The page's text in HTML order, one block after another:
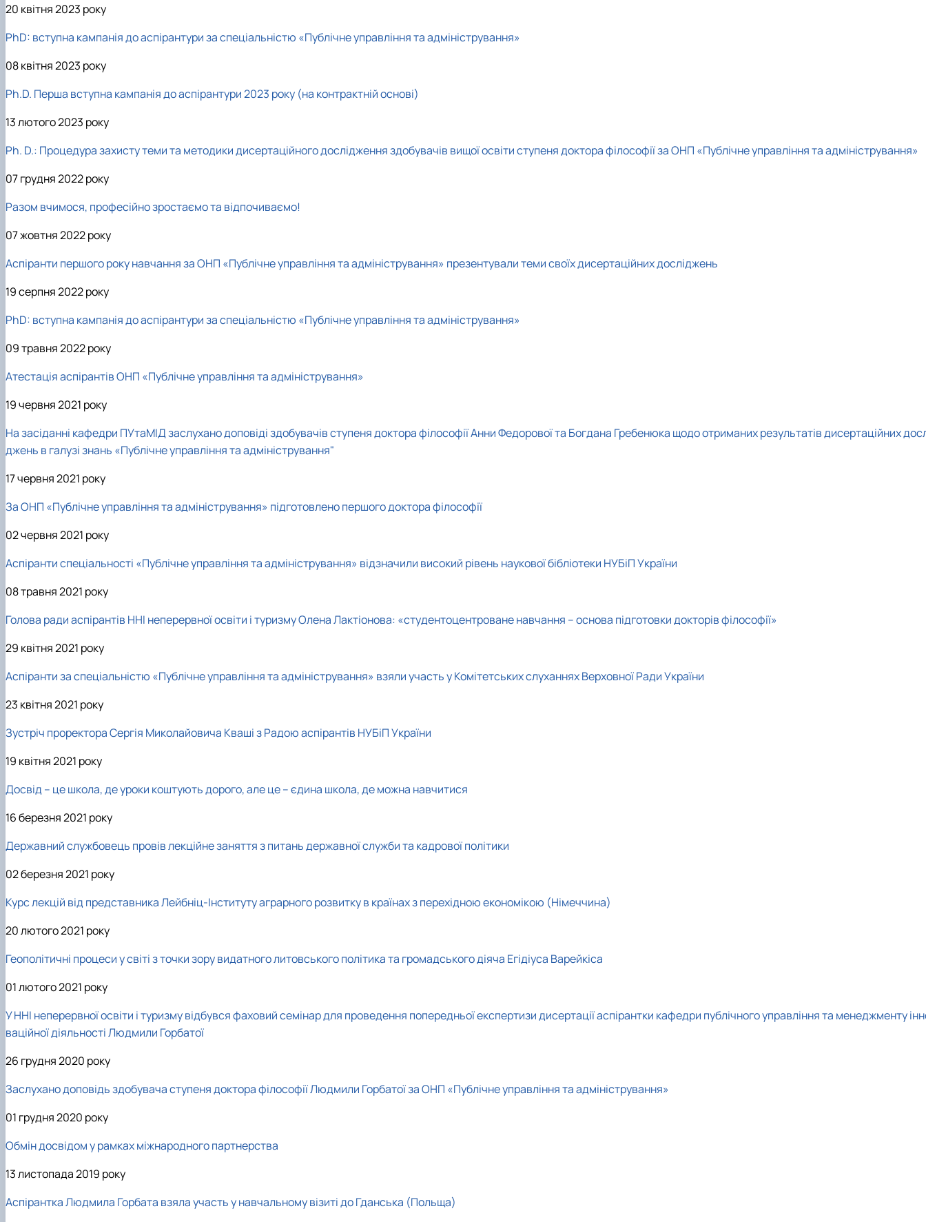
20 квітня 2023 року
PhD: вступна кампанія до аспірантури за спеціальністю «Публічне управління та адміністрування»
08 квітня 2023 року
Ph.D. Перша вступна кампанія до аспірантури 2023 року (на контрактній основі)
13 лютого 2023 року
Ph. D.: Процедура захисту теми та методики дисертаційного дослідження здобувачів вищої освіти ступеня доктора філософії за ОНП «Публічне управління та адміністрування»
07 грудня 2022 року
Разом вчимося, професійно зростаємо та відпочиваємо!
07 жовтня 2022 року
Аспіранти першого року навчання за ОНП «Публічне управління та адміністрування» презентували теми своїх дисертаційних досліджень
19 серпня 2022 року
PhD: вступна кампанія до аспірантури за спеціальністю «Публічне управління та адміністрування»
09 травня 2022 року
Атестація аспірантів ОНП «Публічне управління та адміністрування»
19 червня 2021 року
На засіданні кафедри ПУтаМІД заслухано доповіді здобувачів ступеня доктора філософії Анни Федорової та Богдана Гребенюка щодо отриманих результатів дисертаційних
джень в галузі знань «Публічне управління та адміністрування"
17 червня 2021 року
За ОНП «Публічне управління та адміністрування» підготовлено першого доктора філософії
02 червня 2021 року
Аспіранти спеціальності «Публічне управління та адміністрування» відзначили високий рівень наукової бібліотеки НУБіП України
08 травня 2021 року
Голова ради аспірантів ННІ неперервної освіти і туризму Олена Лактіонова: «студентоцентроване навчання – основа підготовки докторів філософії»
29 квітня 2021 року
Аспіранти за спеціальністю «Публічне управління та адміністрування» взяли участь у Комітетських слуханнях Верховної Ради України
23 квітня 2021 року
Зустріч проректора Сергія Миколайовича Кваші з Радою аспірантів НУБіП України
19 квітня 2021 року
Досвід – це школа, де уроки коштують дорого, але це – єдина школа, де можна навчитися
16 березня 2021 року
Державний службовець провів лекційне заняття з питань державної служби та кадрової політики
02 березня 2021 року
Курс лекцій від представника Лейбніц-Інституту аграрного розвитку в країнах з перехідною економікою (Німеччина)
20 лютого 2021 року
Геополітичні процеси у світі з точки зору видатного литовського політика та громадського діяча Егідіуса Варейкіса
01 лютого 2021 року
У ННІ неперервної освіти і туризму відбувся фаховий семінар для проведення попередньої експертизи дисертації аспірантки кафедри публічного управління та менеджменту
ваційної діяльності Людмили Горбатої
26 грудня 2020 року
Заслухано доповідь здобувача ступеня доктора філософії Людмили Горбатої за ОНП «Публічне управління та адміністрування»
01 грудня 2020 року
Обмін досвідом у рамках міжнародного партнерства
13 листопада 2019 року
Аспірантка Людмила Горбата взяла участь у навчальному візиті до Гданська (Польща)